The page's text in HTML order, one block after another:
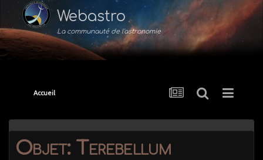
Webastro
La communauté de l'astronomie
Accueil
Objet: Terebellum